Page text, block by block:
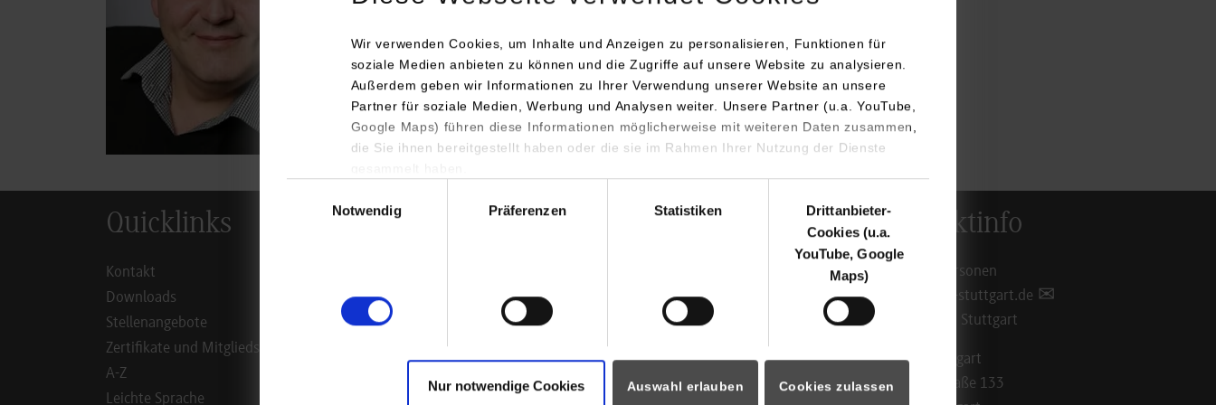
Wir verwenden Cookies, um Inhalte und Anzeigen zu personalisieren, Funktionen für
soziale Medien anbieten zu können und die Zugriffe auf unsere Website zu analysieren.
Außerdem geben wir Informationen zu Ihrer Verwendung unserer Website an unsere
Partner für soziale Medien, Werbung und Analysen weiter. Unsere Partner (u.a. YouTube,
Google Maps) führen diese Informationen möglicherweise mit weiteren Daten zusammen,
die Sie ihnen bereitgestellt haben oder die sie im Rahmen Ihrer Nutzung der Dienste
Notwendig
Präferenzen Statistiken
Drittanbieter-
Cookies (u.a.
YouTube, Google
Maps)
Nur notwendige Cookies Auswahl erlauben Cookies zulassen
Fax: 0711/1849-719
Quicklinks
Kontakt
Downloads
Stellenangebote
Zertifikate und Mitgliedschaften
A-Z
Leichte Sprache
Informationen für
Studierende
Duale Partner
Dual Dozierende
Portale
moodle
Kontaktinfo
Ansprechpersonen
info@dhbw-stuttgart.de
Standorte in Stuttgart
DHBW Stuttgart
Rotebühlstraße 133